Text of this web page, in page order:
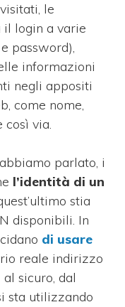
le
il login a varie
password),
informazioni
negli appositi
come nome,
così via.
parlato, i
l’identità di un
stia
disponibili. In
di usare
reale indirizzo
sicuro, dal
sta utilizzando